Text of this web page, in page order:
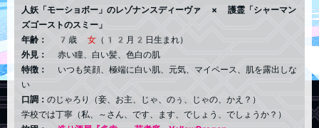
人妖「モーショボー」のレゾナンスディーヴァ × 護霊「シャーマン
ズゴーストのスミー」
年齢：
7歳 女 （12月2日生まれ）
外見：
赤い瞳、白い髪、色白の肌
特徴：
いつも笑顔、極端に白い肌、元気、マイペース、肌を露出しな
い
口調： のじゃろり（妾、お主、じゃ、のぅ、じゃの、かえ？）
学校では丁寧（私、～さん、です、ます、でしょう、でしょうか？）